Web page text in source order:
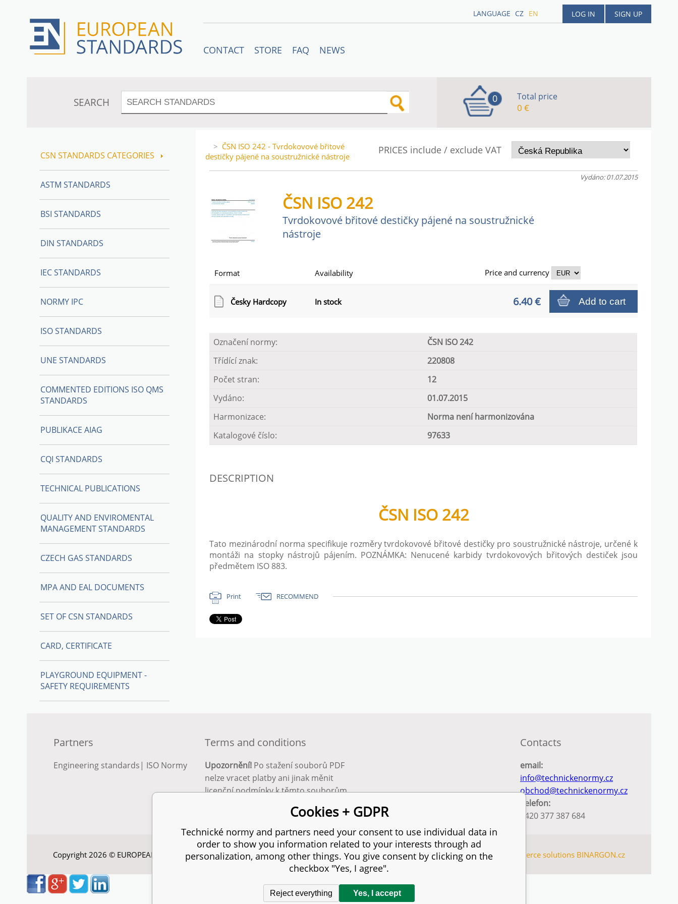
LOG IN SIGN UP
LANGUAGE CZ EN
CONTACT STORE FAQ NEWS
SEARCH 0 Total price
0 €
PRICES include / exclude VAT
> ČSN ISO 242 - Tvrdokovové břitové
destičky pájené na soustružnické nástroje
Vydáno: 01.07.2015
ČSN ISO 242
Tvrdokovové břitové destičky pájené na soustružnické
nástroje
Format Availability Price and currency
Česky Hardcopy In stock 6.40 € Add to cart
Označení normy:
ČSN ISO 242
Třídící znak:
220808
Počet stran:
12
Vydáno:
01.07.2015
Harmonizace:
Norma není harmonizována
Katalogové číslo:
97633
DESCRIPTION
ČSN ISO 242
Tato mezinárodní norma specifikuje rozměry tvrdokovové břitové destičky pro soustružnické nástroje, určené k
montáži na stopky nástrojů pájením. POZNÁMKA: Nenucené karbidy tvrdokovových břitových destiček jsou
předmětem ISO 883.
Print RECOMMEND
CSN STANDARDS CATEGORIES
ASTM STANDARDS
BSI STANDARDS
DIN STANDARDS
IEC STANDARDS
NORMY IPC
ISO STANDARDS
UNE STANDARDS
COMMENTED EDITIONS ISO QMS
STANDARDS
PUBLIKACE AIAG
CQI STANDARDS
TECHNICAL PUBLICATIONS
QUALITY AND ENVIROMENTAL
MANAGEMENT STANDARDS
CZECH GAS STANDARDS
MPA AND EAL DOCUMENTS
SET OF CSN STANDARDS
CARD, CERTIFICATE
PLAYGROUND EQUIPMENT -
SAFETY REQUIREMENTS
Partners
Engineering standards | ISO Normy
Terms and conditions
Upozornění! Po stažení souborů PDF
nelze vracet platby ani jinak měnit
licenční podmínky k těmto souborům.
Contacts
email:
info@technickenormy.cz
obchod@technickenormy.cz
Telefon:
+420 377 387 684
Copyright 2026 © EUROPEAN STANDARD. All rights reserved. SITEMAP Ecommerce solutions BINARGON.cz
Cookies + GDPR
Technické normy and partners need your consent to use individual data in
order to show you information related to your interests through ad
personalization, among other things. You give consent by clicking on the
checkbox "Yes, I agree".
Reject everything Yes, I accept